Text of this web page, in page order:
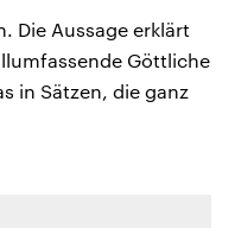
Die Aussage erklärt
Göttliche
in Sätzen, die ganz